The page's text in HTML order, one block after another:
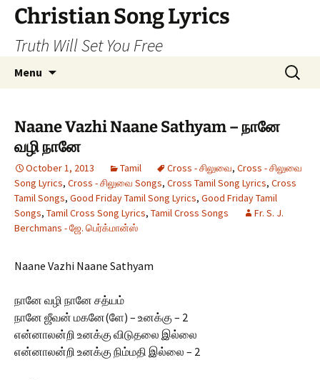
Skip
content
Christian Song Lyrics
Truth Will Set You Free
Menu
Search
for:
Naane Vazhi Naane Sathyam – நானே
வழி நானே
October 1, 2013 Tamil Cross - சிலுவை, Cross - சிலுவை
Song Lyrics, Cross - சிலுவை Songs, Cross Tamil Song Lyrics, Cross
Tamil Songs, Good Friday Tamil Song Lyrics, Good Friday Tamil
Songs, Tamil Cross Song Lyrics, Tamil Cross Songs
Fr. S. J.
Berchmans - ஜே. பெர்க்மான்ஸ்
Naane Vazhi Naane Sathyam
நானே வழி நானே சத்யம்
நானே ஜீவன் மகனே(ளே) – உனக்கு – 2
என்னாலன்றி உனக்கு விடுதலை இல்லை
என்னாலன்றி உனக்கு நிம்மதி இல்லை – 2